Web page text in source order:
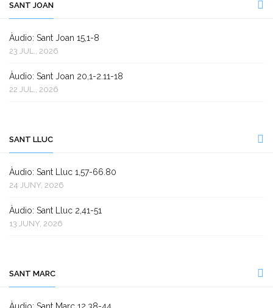
SANT JOAN
Àudio: Sant Joan 15,1-8
23 JUL., 2026
Àudio: Sant Joan 20,1-2.11-18
22 JUL., 2026
SANT LLUC
Àudio: Sant Lluc 1,57-66.80
24 JUNY, 2026
Àudio: Sant Lluc 2,41-51
13 JUNY, 2026
SANT MARC